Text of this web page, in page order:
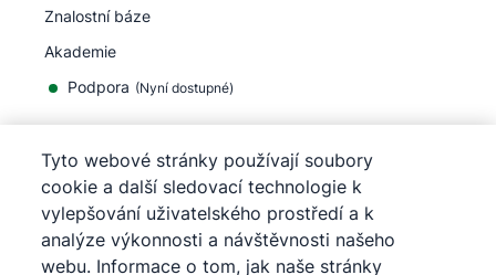
Znalostní báze
Akademie
Podpora (Nyní dostupné)
©2026Pipedrive
Pipedrive
Podmínky užívání
Pipedrive
Tyto webové stránky používají soubory
cookie a další sledovací technologie k
vylepšování uživatelského prostředí a k
analýze výkonnosti a návštěvnosti našeho
webu. Informace o tom, jak naše stránky